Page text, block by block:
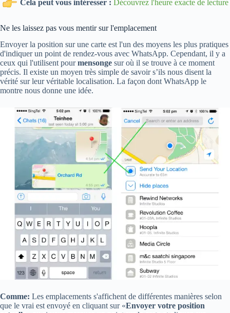
Cela peut vous intéresser : Découvrez l'heure exacte de lecture
Ne les laissez pas vous mentir sur l'emplacement
Envoyer la position sur une carte est l'un des moyens les plus pratiques
d'indiquer un point de rendez-vous avec WhatsApp. Cependant, il y a
ceux qui l'utilisent pourmensonge sur où il se trouve à ce moment
précis. Il existe un moyen très simple de savoir s’ils nous disent la
vérité sur leur véritable localisation. La façon dont WhatsApp le
montre nous donne une idée.
Comme: Les emplacements s'affichent de différentes manières selon
que le vrai est envoyé en cliquant sur «Envoyer votre position